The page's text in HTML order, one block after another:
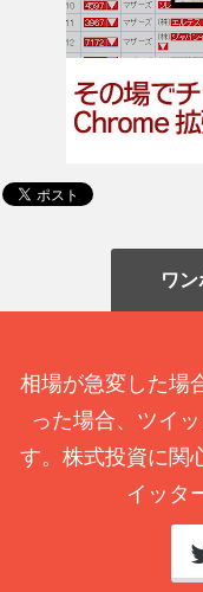
ワ
相場が急変した場
った場合、ツイ
す。株式投資に関
イッタ